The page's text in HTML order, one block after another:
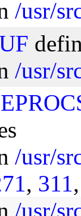
/usr/
/usr/
/usr/
, 311
/usr/